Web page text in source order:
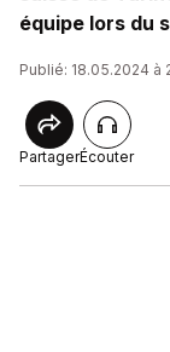
équipe lors du
Publié: 18.05.2024 à
PartagerÉcouter